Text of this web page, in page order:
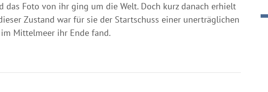
Foto von ihr ging um die Welt. Doch kurz danach erhielt
Zustand war für sie der Startschuss einer unerträglichen
Mittelmeer ihr Ende fand.